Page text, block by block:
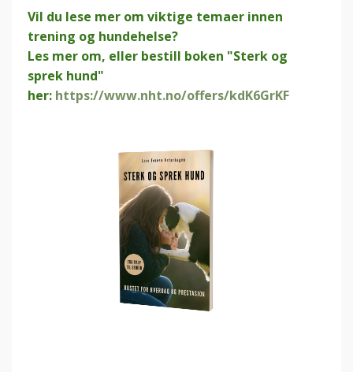
Vil du lese mer om viktige temaer innen
trening og hundehelse?
Les mer om, eller bestill boken "Sterk og
sprek hund"
her: https://www.nht.no/offers/kdK6GrKF